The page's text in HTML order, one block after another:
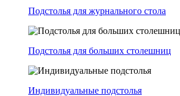
Подстолья для журнального стола
Подстолья для больших столешниц
Индивидуальные подстолья